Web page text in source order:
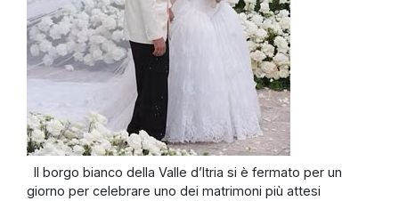
Il borgo bianco della Valle d’Itria si è fermato per un
giorno per celebrare uno dei matrimoni più attesi